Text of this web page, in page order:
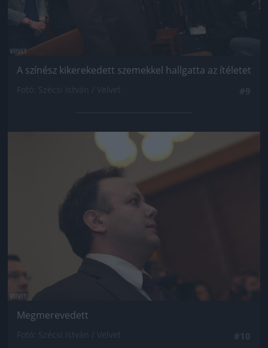
A színész kikerekedett szemekkel hallgatta az ítéletet
Jön még kép!
Megmerevedett